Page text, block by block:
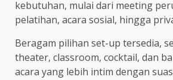
kebutuhan, mulai dari meeting
pelatihan, acara sosial, hingga
Beragam pilihan set-up tersedia,
theater, classroom, cocktail, dan
acara yang lebih intim dengan